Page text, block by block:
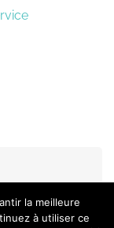
la meilleure
à utiliser ce